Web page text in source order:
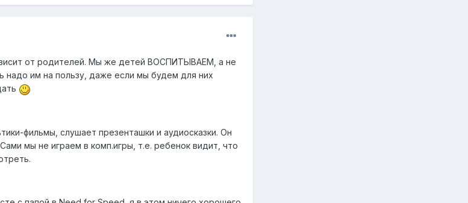
от родителей. Мы же детей ВОСПИТЫВАЕМ, а не
надо им на пользу, даже если мы будем для них
фильмы, слушает презенташки и аудиосказки. Он
мы не играем в комп.игры, т.е. ребенок видит, что